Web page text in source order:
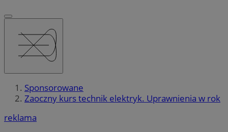
Sponsorowane
Zaoczny kurs technik elektryk. Uprawnienia w rok
reklama